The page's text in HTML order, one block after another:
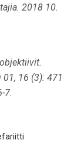
2018 10.
16 (3): 471
7.